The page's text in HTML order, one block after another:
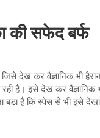
की सफेद बर्फ
देख कर वैज्ञानिक भी
है। इसे देख कर वैज्ञानिक
बड़ा है कि स्पेस से भी इसे